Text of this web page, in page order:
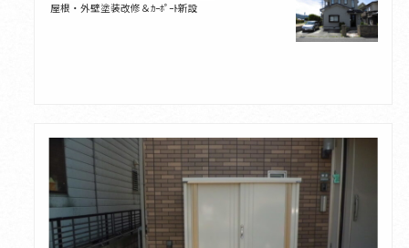
屋根・外壁塗装改修＆ｶｰﾎﾟｰﾄ新設